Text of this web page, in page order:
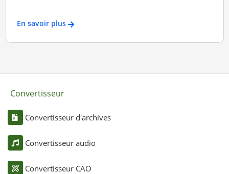
En savoir plus
Convertisseur
Convertisseur d'archives
Convertisseur audio
Convertisseur CAO